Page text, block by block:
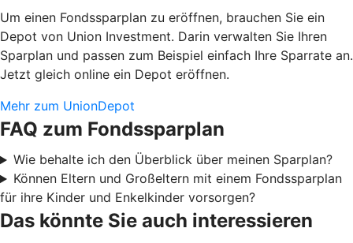
Um einen Fondssparplan zu eröffnen, brauchen Sie ein
Depot von Union Investment. Darin verwalten Sie Ihren
Sparplan und passen zum Beispiel einfach Ihre Sparrate an.
Jetzt gleich online ein Depot eröffnen.
Mehr zum UnionDepot
FAQ zum Fondssparplan
Wie behalte ich den Überblick über meinen Sparplan?
Können Eltern und Großeltern mit einem Fondssparplan
für ihre Kinder und Enkelkinder vorsorgen?
Das könnte Sie auch interessieren